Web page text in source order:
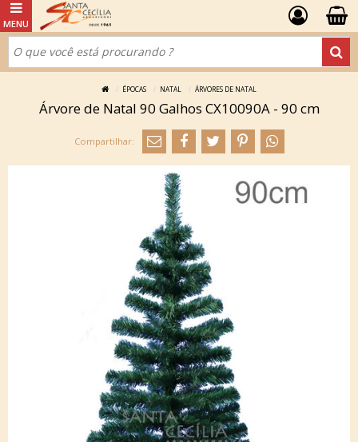
ÉPOCAS NATAL ÁRVORES DE NATAL
Árvore de Natal 90 Galhos CX10090A - 90 cm